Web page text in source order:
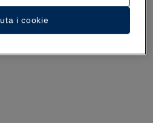
i cookie